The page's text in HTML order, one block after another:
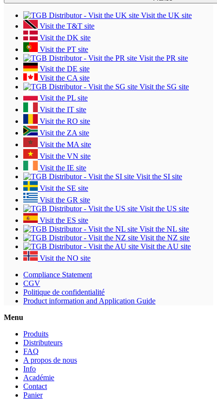
Visit the UK site
Visit the T&T site
Visit the DK site
Visit the PT site
Visit the PR site
Visit the DE site
Visit the CA site
Visit the SG site
Visit the PL site
Visit the IT site
Visit the RO site
Visit the ZA site
Visit the MA site
Visit the VN site
Visit the IE site
Visit the SI site
Visit the SE site
Visit the GR site
Visit the US site
Visit the ES site
Visit the NL site
Visit the NZ site
Visit the AU site
Visit the NO site
Compliance Statement
CGV
Politique de confidentialité
Product information and Application Guide
Menu
Produits
Distributeurs
FAQ
A propos de nous
Info
Académie
Contact
Panier